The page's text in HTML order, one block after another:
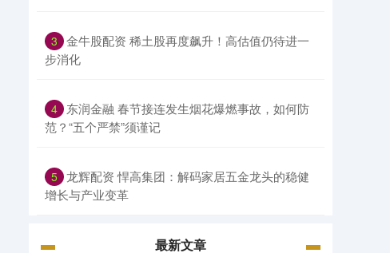
3 金牛股配资 稀土股再度飙升！高估值仍待进一
步消化
4 东润金融 春节接连发生烟花爆燃事故，如何防
范？“五个严禁”须谨记
5 龙辉配资 悍高集团：解码家居五金龙头的稳健
增长与产业变革
最新文章